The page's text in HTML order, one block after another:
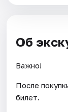
Об
Важно!
После
билет.